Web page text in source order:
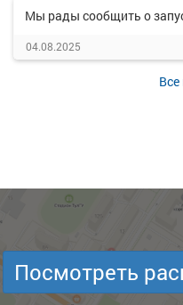
Мы рады сообщить о
04.08.2025
Все
Посмотреть